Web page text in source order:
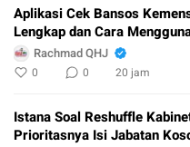
Aplikasi Cek Bansos
Lengkap dan Cara
Rachmad QHJ
0 0 20 jam
Istana Soal Reshuffle
Prioritasnya Isi Jabatan